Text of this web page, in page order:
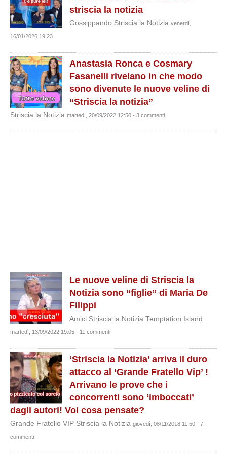
striscia la notizia
Gossippando Striscia la Notizia venerdì,
16/01/2026 19:23
Anastasia Ronca e Cosmary
Fasanelli rivelano in che modo
sono divenute le nuove veline di
“Striscia la notizia”
Striscia la Notizia martedì, 20/09/2022 12:50 - 3 commenti
Le nuove veline di Striscia la
Notizia sono “figlie” di Maria De
Filippi
Amici Striscia la Notizia Temptation Island
martedì, 13/09/2022 19:05 - 11 commenti
‘Striscia la Notizia’ arriva il duro
attacco al ‘Grande Fratello Vip’ !
Arrivano le prove che i
concorrenti sono ‘imboccati’
dagli autori! Voi cosa pensate?
Grande Fratello VIP Striscia la Notizia giovedì, 08/11/2018 11:50 - 7
commenti